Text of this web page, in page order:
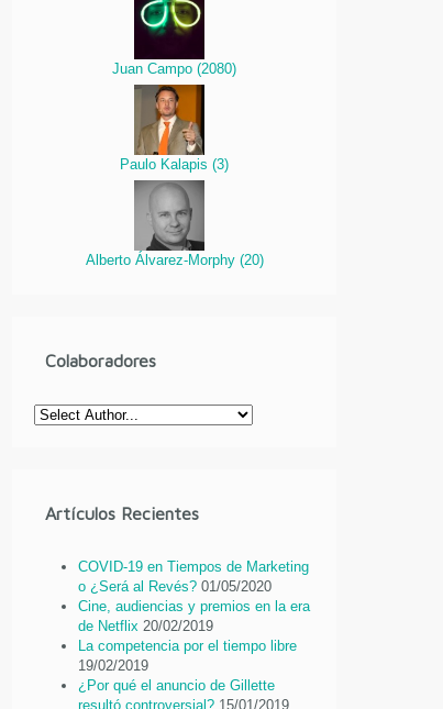
Juan Campo(2080)
Paulo Kalapis(3)
Alberto Álvarez-Morphy (20)
Colaboradores
Artículos Recientes
COVID-19 en Tiempos de Marketing
o ¿Será al Revés? 01/05/2020
Cine, audiencias y premios en la era
de Netflix 20/02/2019
La competencia por el tiempo libre
19/02/2019
¿Por qué el anuncio de Gillette
resultó controversial? 15/01/2019